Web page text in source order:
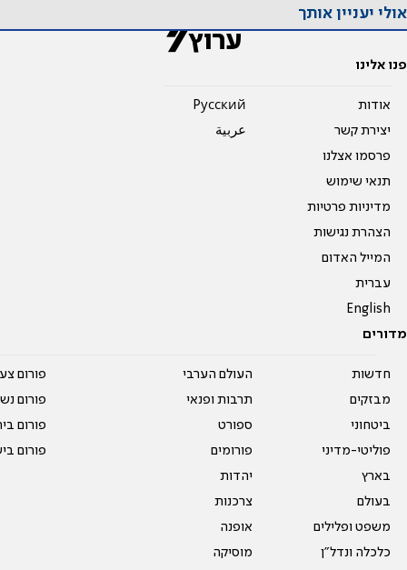
אולי יעניין אותך
פנו אלינו
אודות
יצירת קשר
פרסמו אצלנו
תנאי שימוש
מדיניות פרטיות
הצהרת נגישות
המייל האדום
עברית
English
Pусский
عربية
מדורים
חדשות
מבזקים
ביטחוני
פוליטי-מדיני
בארץ
בעולם
משפט ופלילים
כלכלה ונדל"ן
העולם הערבי
תרבות ופנאי
ספורט
פורומים
יהדות
צרכנות
אופנה
מוסיקה
פורום
פורום
פורום
פורום